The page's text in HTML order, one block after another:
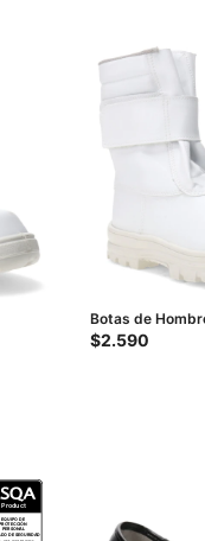
Botas de
- Blanco
$2.590